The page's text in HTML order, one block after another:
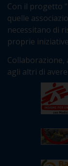
Con il progetto
quelle
necessitano di
proprie
agli altri di